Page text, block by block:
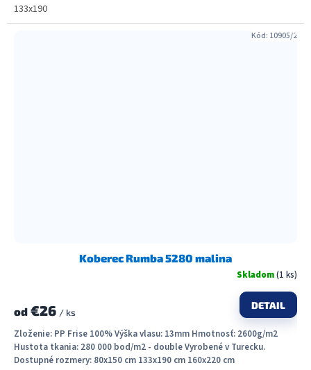
133x190
Koberec Rumba 5280 malina
Skladom(1 ks)
od €26 / ks
DETAIL
Zloženie: PP Frise 100% Výška vlasu: 13mm Hmotnosť: 2600g/m2
Hustota tkania: 280 000 bod/m2 - double Vyrobené v Turecku.
Dostupné rozmery: 80x150 cm 133x190 cm 160x220 cm
Kód: 10905/2